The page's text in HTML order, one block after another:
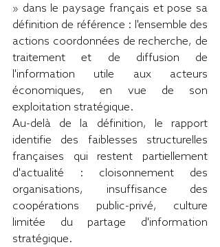
» dans le paysage français et pose sa
définition de référence : l'ensemble des
actions coordonnées de recherche, de
traitement et de diffusion de
l'information utile aux acteurs
économiques, en vue de son
exploitation stratégique.
Au-delà de la définition, le rapport
identifie des faiblesses structurelles
françaises qui restent partiellement
d'actualité : cloisonnement des
organisations, insuffisance des
coopérations public-privé, culture
limitée du partage d'information
stratégique.